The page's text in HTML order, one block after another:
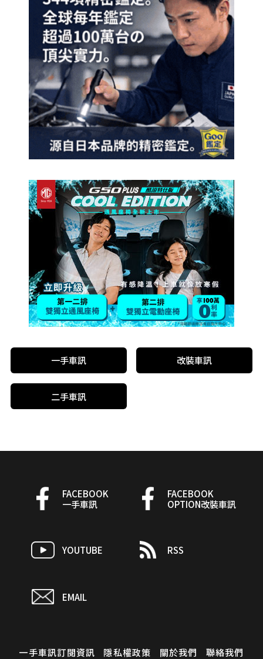
一手車訊 改裝車訊
二手車訊
FACEBOOK
一手車訊
FACEBOOK
OPTION改裝車訊
YOUTUBE RSS
EMAIL
一手車訊訂閱資訊 隱私權政策 關於我們 聯絡我們